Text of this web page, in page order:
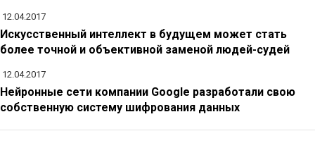
12.04.2017
Искусственный интеллект в будущем может стать
более точной и объективной заменой людей-судей
12.04.2017
Нейронные сети компании Google разработали свою
собственную систему шифрования данных